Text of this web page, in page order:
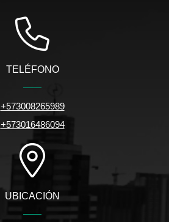
TELÉFONO
+573008265989
+573016486094
UBICACIÓN